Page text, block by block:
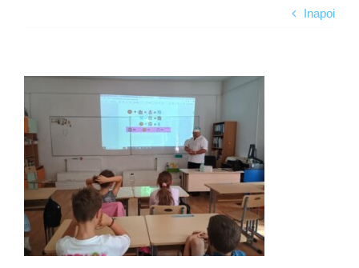
Inapoi